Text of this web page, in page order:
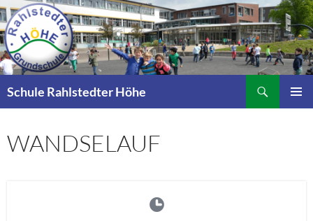
Zum
Inhalt
springen
Schule Rahlstedter Höhe
WANDSELAUF